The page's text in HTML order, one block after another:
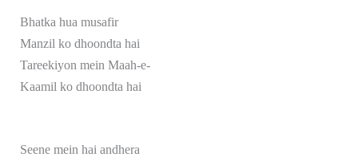
Bhatka hua musafir
Manzil ko dhoondta hai
Tareekiyon mein Maah-e-
Kaamil ko dhoondta hai
Seene mein hai andhera